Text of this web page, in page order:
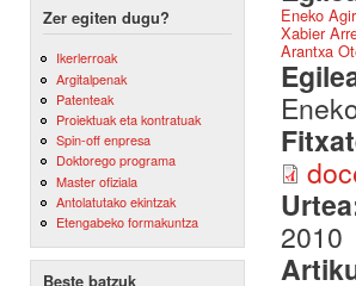
Zer egiten dugu?
Ikerlerroak
Argitalpenak
Patenteak
Proiektuak eta kontratuak
Spin-off enpresa
Doktorego programa
Master ofiziala
Antolatutako ekintzak
Etengabeko formakuntza
Beste batzuk
Eneko
Xabier
Arantxa
2010